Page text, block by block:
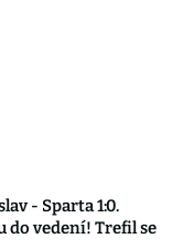
- Sparta 1:0.
do vedení! Trefil se